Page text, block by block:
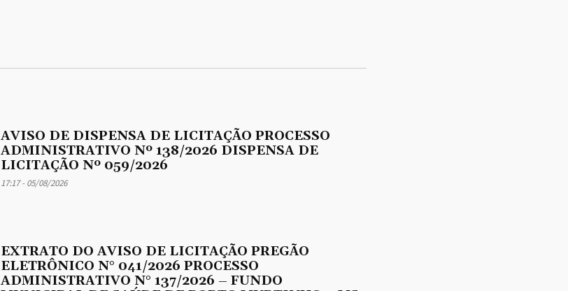
AVISO DE DISPENSA DE LICITAÇÃO PROCESSO
ADMINISTRATIVO Nº 138/2026 DISPENSA DE
LICITAÇÃO Nº 059/2026
17:17 - 05/08/2026
EXTRATO DO AVISO DE LICITAÇÃO PREGÃO
ELETRÔNICO N° 041/2026 PROCESSO
ADMINISTRATIVO N° 137/2026 – FUNDO